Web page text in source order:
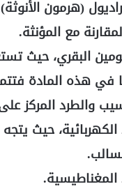
(هرمون
مع المؤنثة.
البقري، حيث
هذه المادة
حيث